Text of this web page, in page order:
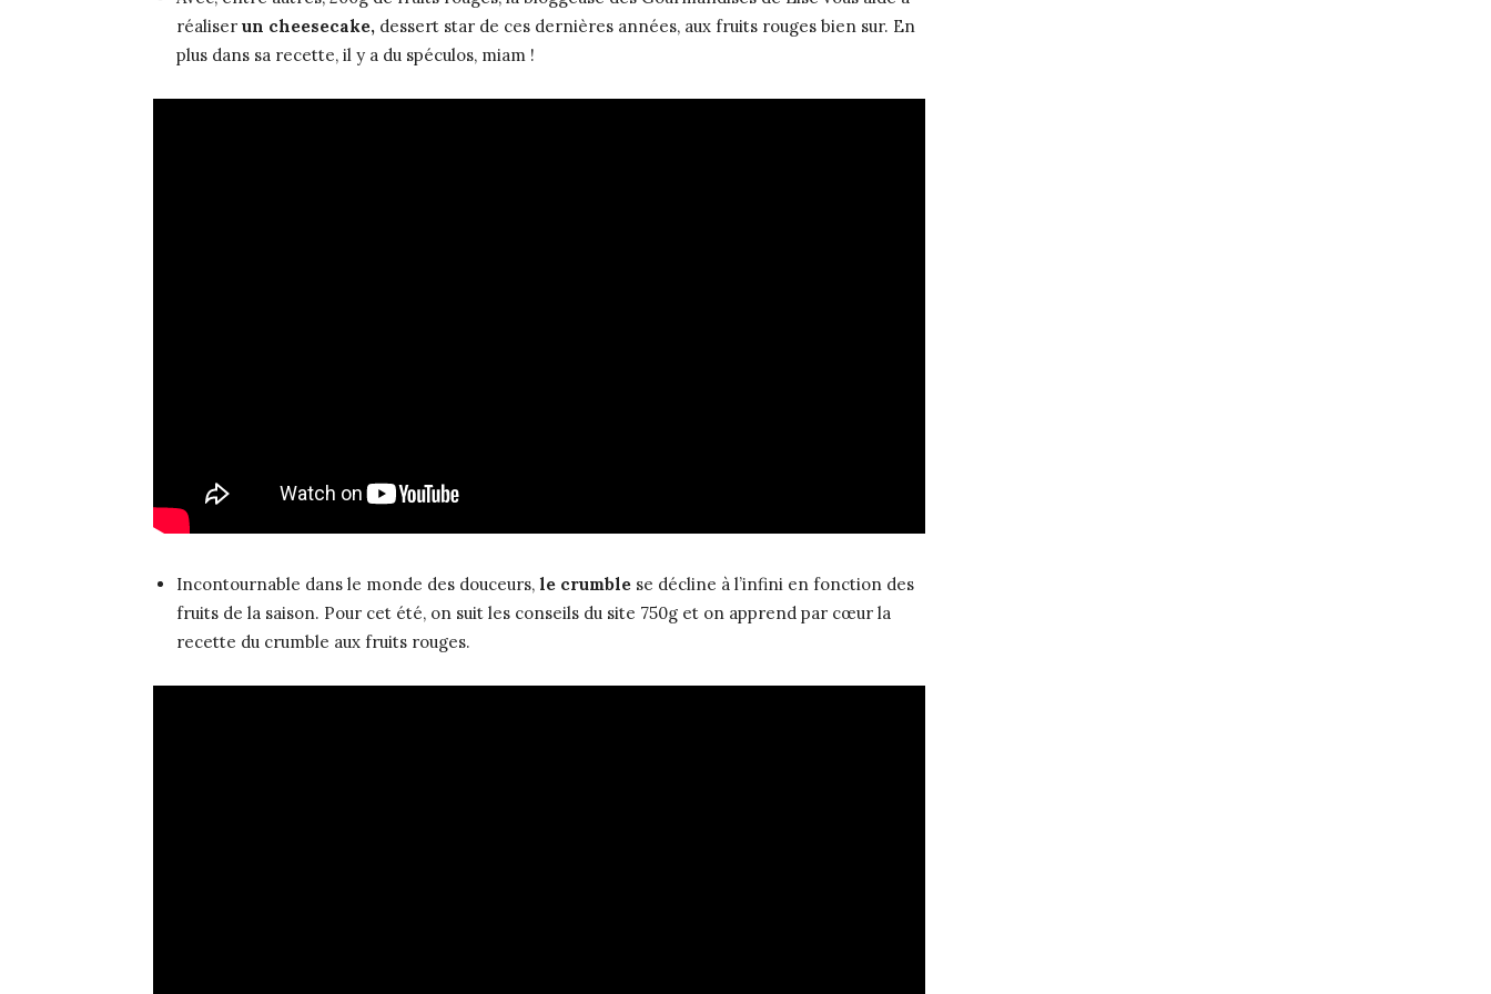
réaliser un cheesecake, dessert star de ces dernières années, aux fruits rouges bien sur. En
plus dans sa recette, il y a du spéculos, miam !
Incontournable dans le monde des douceurs, le crumble se décline à l’infini en fonction des
fruits de la saison. Pour cet été, on suit les conseils du site 750g et on apprend par cœur la
recette du crumble aux fruits rouges.